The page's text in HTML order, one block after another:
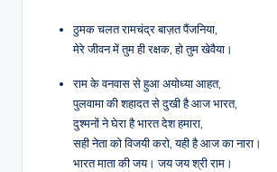
ठुमक चलत रामचंद्र बाज़त पैंजनिया,
मेरे जीवन में तुम ही रक्षक, हो तुम खेवैया।
राम के वनवास से हुआ अयोध्या आहत,
पुलवामा की शहादत से दुखी है आज भारत,
दुश्मनों ने घेरा है भारत देश हमारा,
सही नेता को विजयी करो, यही है आज का नारा।
भारत माता की जय। जय जय श्री राम।